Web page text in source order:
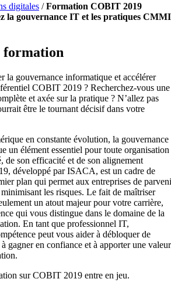
digitales /Formation COBIT 2019
la gouvernance IT et les pratiques CMMI
formation
la gouvernance informatique et accélérer
COBIT 2019 ? Recherchez-vous une
et axée sur la pratique ? N’allez pas
être le tournant décisif dans votre
en constante évolution, la gouvernance
un élément essentiel pour toute organisation
de son efficacité et de son alignement
développé par ISACA, est un cadre de
plan qui permet aux entreprises de
les risques. Le fait de maîtriser
un atout majeur pour votre carrière,
qui vous distingue dans le domaine de la
En tant que professionnel IT,
peut vous aider à débloquer de
gagner en confiance et à apporter une valeur
sur COBIT 2019 entre en jeu.